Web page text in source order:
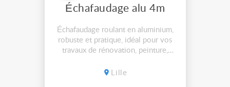
Échafaudage alu 4m
Échafaudage roulant en aluminium,
robuste et pratique, idéal pour vos
travaux de rénovation, peinture,
Hauteur maximale : 4 m Hauteur de
Lille